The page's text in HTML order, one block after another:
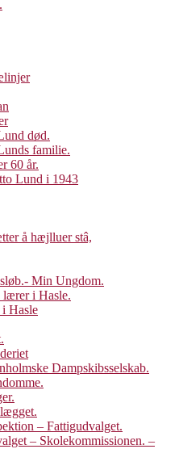
død.
familie.
60 år.
Lund i 1943
å hæjlluer stâ,
Min Ungdom.
i Hasle.
Hasle
Dampskibsselskab.
– Fattigudvalget.
– Skolekommissionen. –